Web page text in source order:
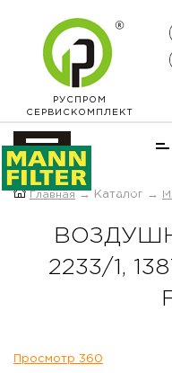
РУСПРОМ
СЕРВИСКОМПЛЕКТ
Главная → Каталог →
2233/1,
Просмотр 360